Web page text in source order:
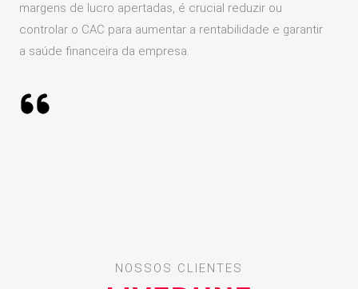
margens de lucro apertadas, é crucial reduzir ou
controlar o CAC para aumentar a rentabilidade e garantir
a saúde financeira da empresa.
NOSSOS CLIENTES